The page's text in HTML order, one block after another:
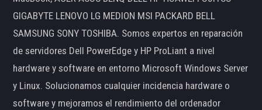
GIGABYTE LENOVO LG MEDION MSI PACKARD BELL
SAMSUNG SONY TOSHIBA. Somos expertos en reparación
de servidores Dell PowerEdge y HP ProLiant a nivel
hardware y software en entorno Microsoft Windows Server
y Linux. Solucionamos cualquier incidencia hardware o
software y mejoramos el rendimiento del ordenador